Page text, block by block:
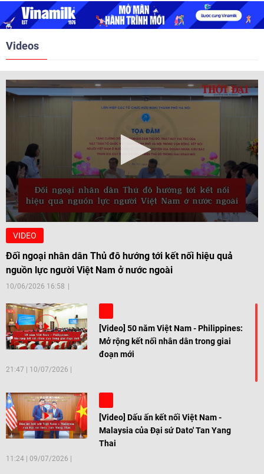
nghị Cấp cao vào các năm 2005,
2010, 2016, 2018, 2021.
Videos
VIDEO
Đối ngoại nhân dân Thủ đô hướng tới kết nối hiệu quả
nguồn lực người Việt Nam ở nước ngoài
10/06/2026 16:58
[Video] 50 năm Việt Nam - Philippines:
Mở rộng kết nối nhân dân trong giai
đoạn mới
21:47 10/07/2026
[Video] Dấu ấn kết nối Việt Nam -
Malaysia của Đại sứ Dato' Tan Yang
Thai
11:24 09/07/2026